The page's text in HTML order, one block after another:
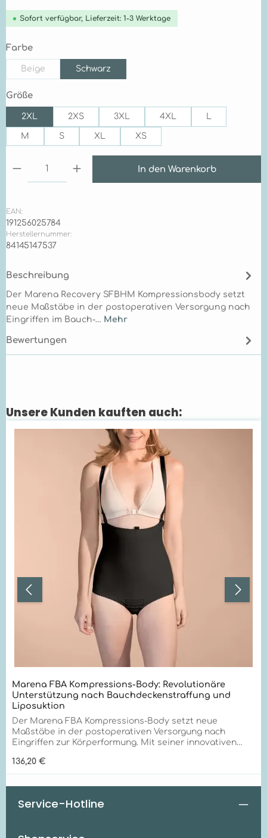
Sofort verfügbar, Lieferzeit: 1-3 Werktage
Farbeauswählen
Beige
(Diese Option ist zurzeit nicht verfügbar.)
Schwarz
Größeauswählen
2XL 2XS 3XL 4XL L
M S XL XS
Produkt Anzahl: Gib den gewünschten Wert
In den Warenkorb
EAN:
191256025784
Herstellernummer:
84145147537
Beschreibung
Der Marena Recovery SFBHM Kompressionsbody setzt
neue Maßstäbe in der postoperativen Versorgung nach
Eingriffen im Bauch-… Mehr
Bewertungen
Produktgalerie überspringen
Unsere Kunden kauften auch:
Marena FBA Kompressions-Body: Revolutionäre
Unterstützung nach Bauchdeckenstraffung und
Liposuktion
Der Marena FBA Kompressions-Body setzt neue
Maßstäbe in der postoperativen Versorgung nach
Eingriffen zur Körperformung. Mit seiner innovativen
Qualitätsmerkmalen bietet er unübertroffene
Unterstützung für Bauch, Rücken und Hüften. Optimale
Unterstützung für Taillendefinition und Rückenformung
für: Nachsorge nach Bauchdeckenstraffung
Regulärer Preis:
136,20 €
Service-Hotline